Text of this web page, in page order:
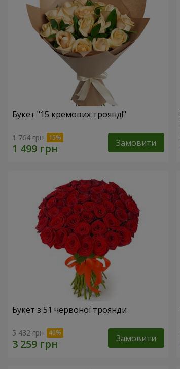
Букет "15 кремових троянд!"
1 764 грн Замовити
Букет з 51 червоної троянди
5 432 грн Замовити